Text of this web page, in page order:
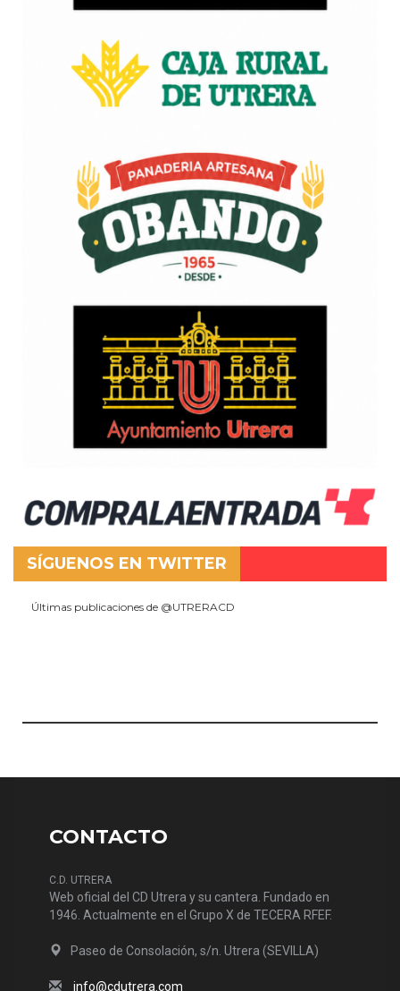
SÍGUENOS EN TWITTER
Últimas publicaciones de @UTRERACD
CONTACTO
C.D. UTRERA
Web oficial del CD Utrera y su cantera. Fundado en
1946. Actualmente en el Grupo X de TECERA RFEF.
Paseo de Consolación, s/n. Utrera (SEVILLA)
info@cdutrera.com